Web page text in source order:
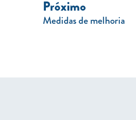
Próximo
Medidas de melhoria